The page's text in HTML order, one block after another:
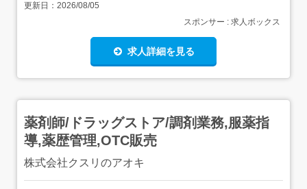
更新日： 2026/08/05
スポンサー : 求人ボックス
求人詳細を見る
薬剤師/ドラッグストア/調剤業務,服薬指
導,薬歴管理,OTC販売
株式会社クスリのアオキ